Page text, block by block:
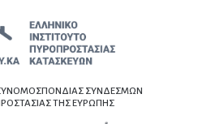
ΣΥΝΔΕΣΜΩΝ
ΤΗΣ ΕΥΡΩΠΗΣ